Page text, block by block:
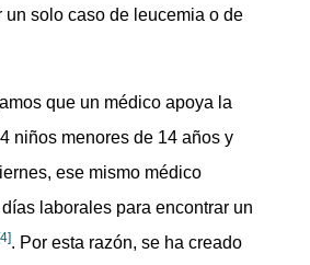
un solo caso de leucemia o de
que un médico apoya la
niños menores de 14 años y
ese mismo médico
laborales para encontrar un
. Por esta razón, se ha creado